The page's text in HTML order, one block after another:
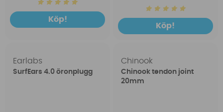
Köp!
Köp!
Earlabs
SurfEars 4.0 öronplugg
Chinook
Chinook tendon joint
20mm